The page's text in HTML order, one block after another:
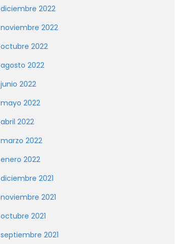
diciembre 2022
noviembre 2022
octubre 2022
agosto 2022
junio 2022
mayo 2022
abril 2022
marzo 2022
enero 2022
diciembre 2021
noviembre 2021
octubre 2021
septiembre 2021